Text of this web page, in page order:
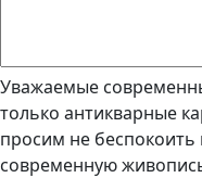
Уважаемые
только антикварные
просим не
современную